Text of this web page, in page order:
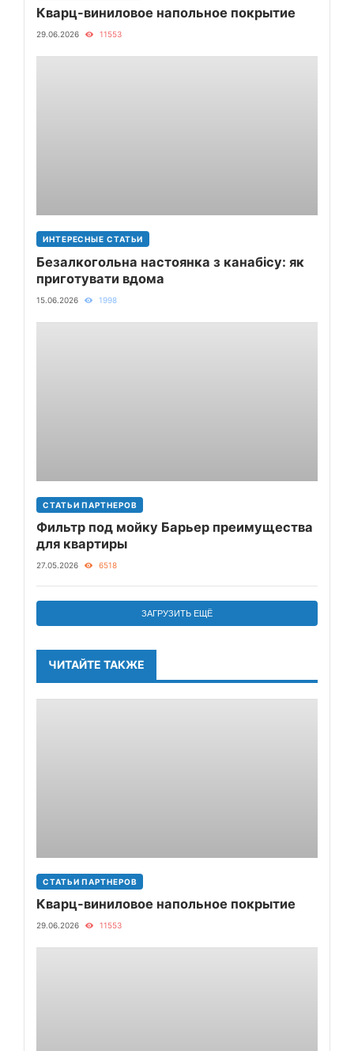
Кварц-виниловое напольное покрытие
29.06.2026 11553
ИНТЕРЕСНЫЕ СТАТЬИ
Безалкогольна настоянка з канабісу: як
приготувати вдома
15.06.2026 1998
СТАТЬИ ПАРТНЕРОВ
Фильтр под мойку Барьер преимущества
для квартиры
27.05.2026 6518
ЗАГРУЗИТЬ ЕЩЁ
ЧИТАЙТЕ ТАКЖЕ
СТАТЬИ ПАРТНЕРОВ
Кварц-виниловое напольное покрытие
29.06.2026 11553